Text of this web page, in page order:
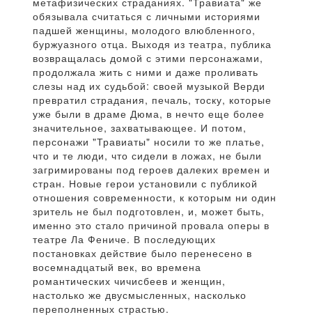
обязывала считаться с личными историями
падшей женщины, молодого влюбленного,
буржуазного отца. Выходя из театра, публика
возвращалась домой с этими персонажами,
продолжала жить с ними и даже проливать
слезы над их судьбой: своей музыкой Верди
превратил страдания, печаль, тоску, которые
уже были в драме Дюма, в нечто еще более
значительное, захватывающее. И потом,
персонажи "Травиаты" носили то же платье,
что и те люди, что сидели в ложах, не были
загримированы под героев далеких времен и
стран. Новые герои установили с публикой
отношения современности, к которым ни один
зритель не был подготовлен, и, может быть,
именно это стало причиной провала оперы в
театре Ла Фениче. В последующих
постановках действие было перенесено в
восемнадцатый век, во времена
романтических чичисбеев и женщин,
настолько же двусмысленных, насколько
переполненных страстью.